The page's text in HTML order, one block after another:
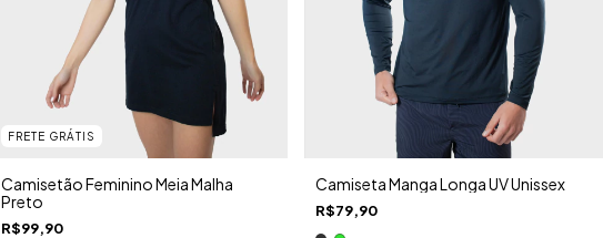
FRETE GRÁTIS
Camisetão Feminino Meia Malha
Preto
R$99,90
Camiseta Manga Longa UV Unissex
R$79,90